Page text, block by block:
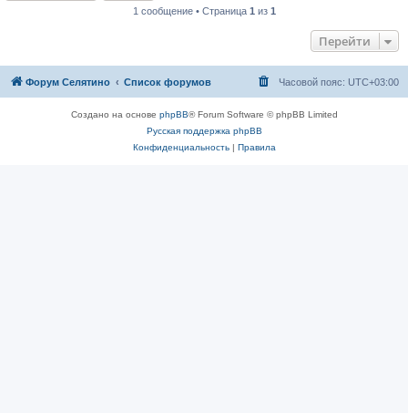
1 сообщение • Страница 1 из 1
Перейти
Форум Селятино Список форумов Часовой пояс: UTC+03:00
Создано на основе phpBB® Forum Software © phpBB Limited
Русская поддержка phpBB
Конфиденциальность| Правила